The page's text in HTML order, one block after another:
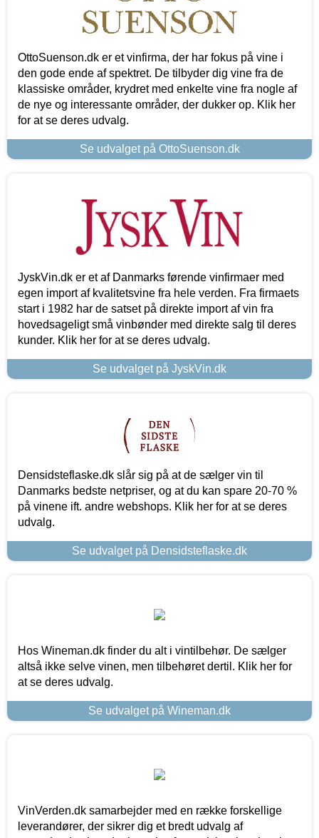
OttoSuenson.dk er et vinfirma, der har fokus på vine i
den gode ende af spektret. De tilbyder dig vine fra de
klassiske områder, krydret med enkelte vine fra nogle af
de nye og interessante områder, der dukker op. Klik her
for at se deres udvalg.
Se udvalget på OttoSuenson.dk
JyskVin.dk er et af Danmarks førende vinfirmaer med
egen import af kvalitetsvine fra hele verden. Fra firmaets
start i 1982 har de satset på direkte import af vin fra
hovedsageligt små vinbønder med direkte salg til deres
kunder. Klik her for at se deres udvalg.
Se udvalget på JyskVin.dk
Densidsteflaske.dk slår sig på at de sælger vin til
Danmarks bedste netpriser, og at du kan spare 20-70 %
på vinene ift. andre webshops. Klik her for at se deres
udvalg.
Se udvalget på Densidsteflaske.dk
Hos Wineman.dk finder du alt i vintilbehør. De sælger
altså ikke selve vinen, men tilbehøret dertil. Klik her for
at se deres udvalg.
Se udvalget på Wineman.dk
VinVerden.dk samarbejder med en række forskellige
leverandører, der sikrer dig et bredt udvalg af